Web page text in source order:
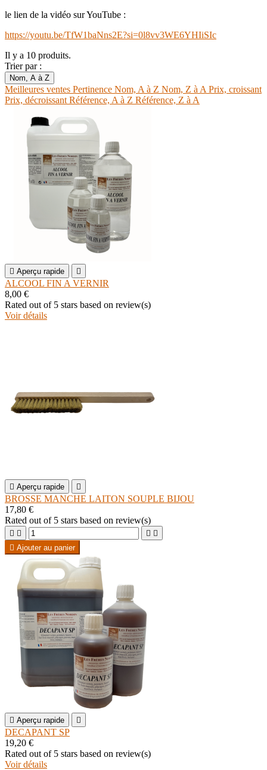
le lien de la vidéo sur YouTube :
https://youtu.be/TfW1baNns2E?si=0l8vv3WE6YHIiSIc
Il y a 10 produits.
Trier par :
Nom, A à Z
Meilleures ventes Pertinence Nom, A à Z Nom, Z à A Prix, croissant
Prix, décroissant Référence, A à Z Référence, Z à A
 Aperçu rapide 
ALCOOL FIN A VERNIR
8,00 €
Rated out of 5 stars based on review(s)
Voir détails
 Aperçu rapide 
BROSSE MANCHE LAITON SOUPLE BIJOU
17,80 €
Rated out of 5 stars based on review(s)
   
 Ajouter au panier
 Aperçu rapide 
DECAPANT SP
19,20 €
Rated out of 5 stars based on review(s)
Voir détails